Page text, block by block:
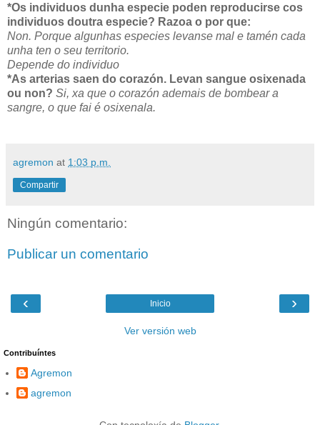
*Os individuos dunha especie poden reproducirse cos
individuos doutra especie? Razoa o por que:
Non. Porque algunhas especies levanse mal e tamén cada
unha ten o seu territorio.
Depende do individuo
*As arterias saen do corazón. Levan sangue osixenada
ou non? Si, xa que o corazón ademais de bombear a
sangre, o que fai é osixenala.
agremon at 1:03 p.m.
Compartir
Ningún comentario:
Publicar un comentario
‹ ›
Inicio
Ver versión web
Contribuíntes
Agremon
agremon